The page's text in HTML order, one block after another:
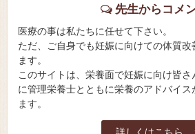
先生からコメ
医療の事は私たちに任せて下さい。
ただ、ご自身でも妊娠に向けての体質
ます。
このサイトは、栄養面で妊娠に向け皆さ
に管理栄養士とともに栄養のアドバイ
ます。